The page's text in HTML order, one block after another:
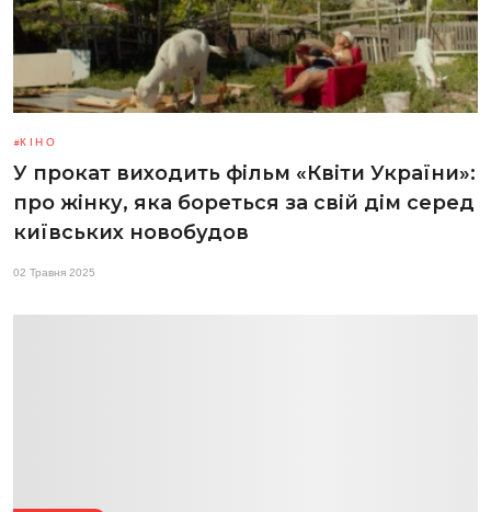
КІНО
У прокат виходить фільм «Квіти України»:
про жінку, яка бореться за свій дім серед
київських новобудов
02 Травня 2025